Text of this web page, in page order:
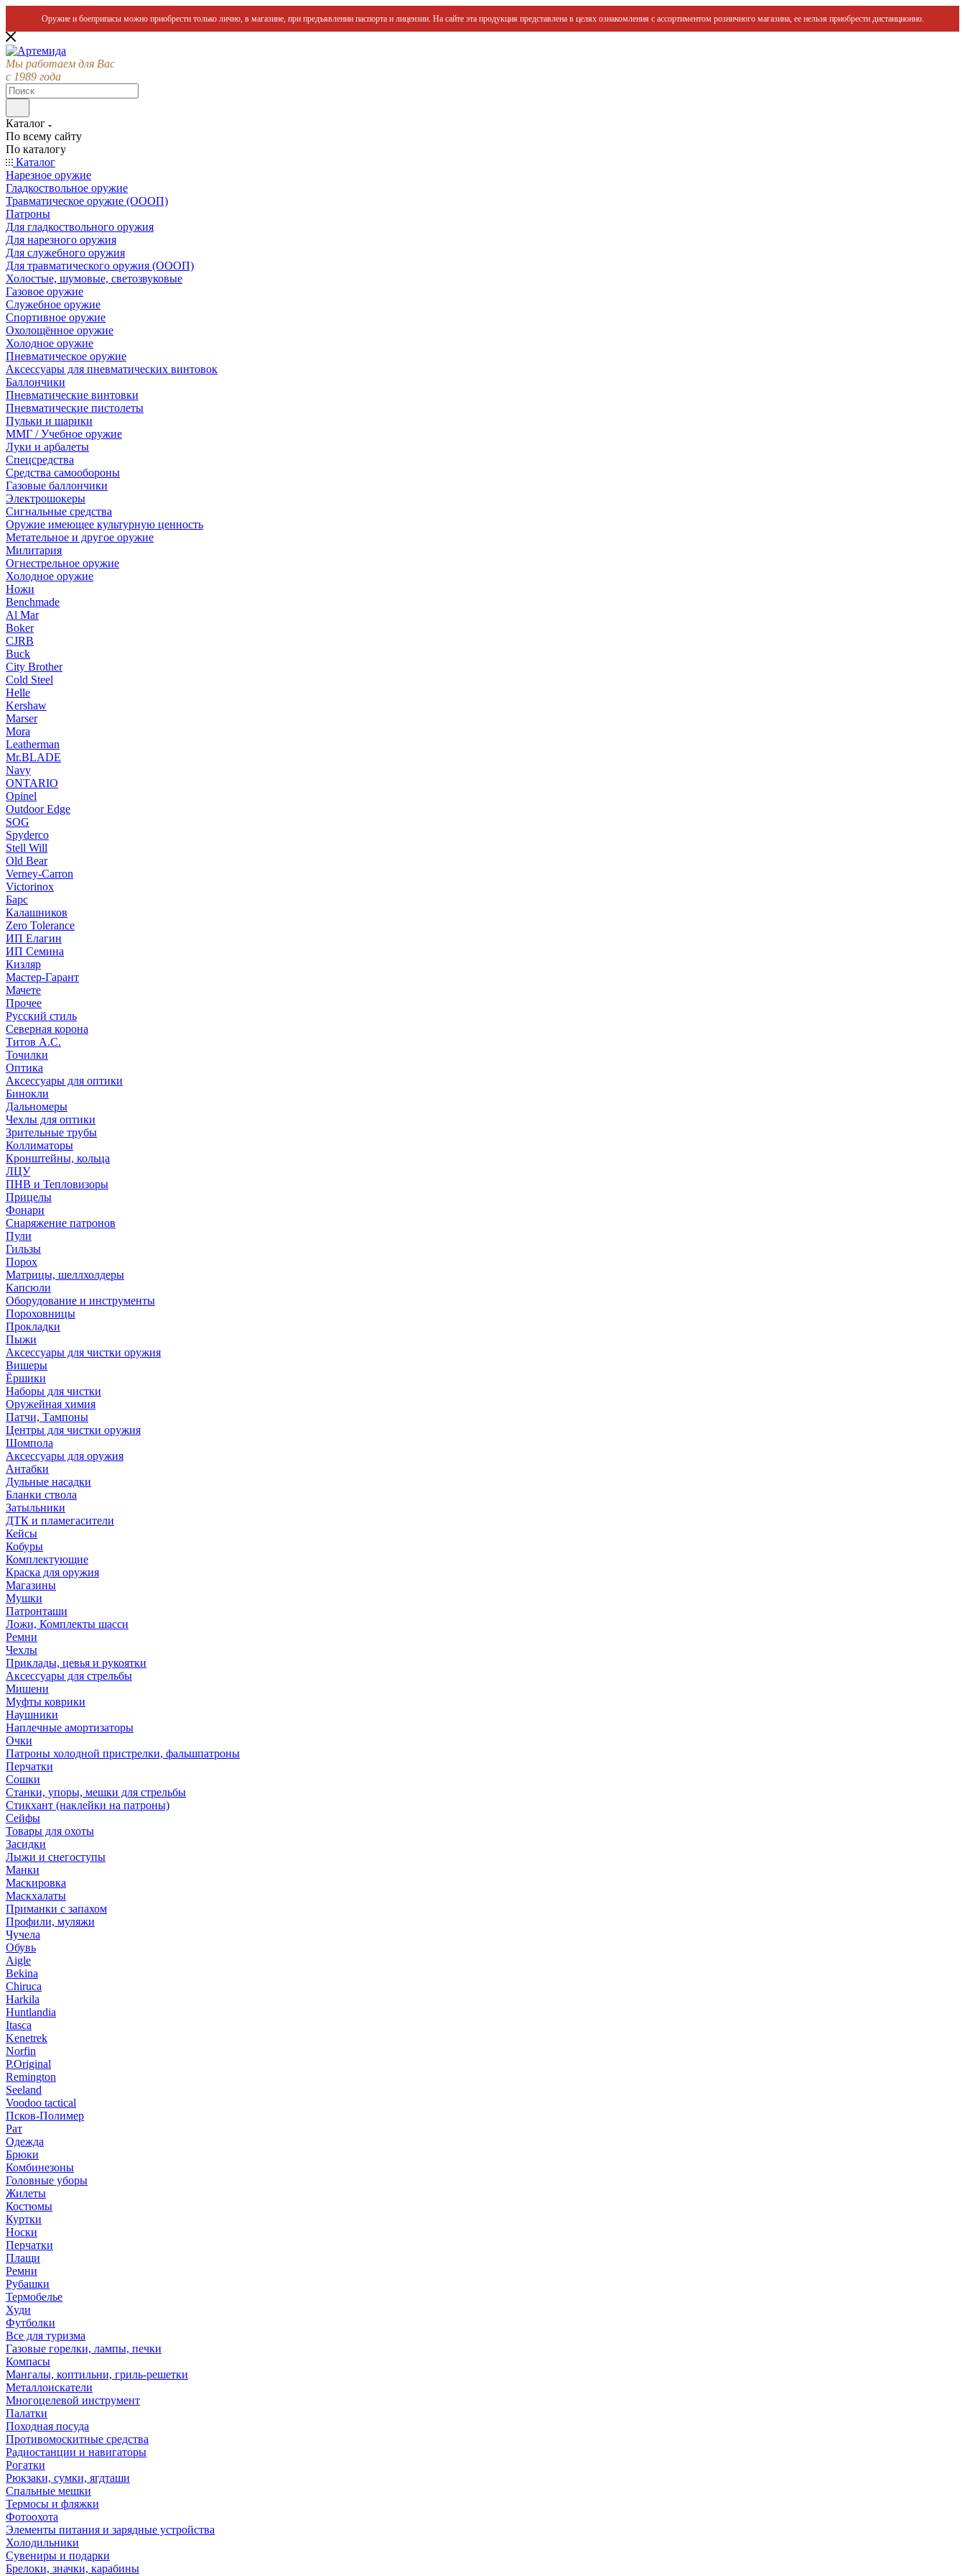
Оружие и боеприпасы можно приобрести только лично, в магазине, при предъявлении паспорта и лицензии. На сайте эта продукция представлена в целях ознакомления с ассортиментом розничного магазина, ее нельзя приобрести дистанционно.
Мы работаем для Вас
с 1989 года
Каталог
По всему сайту
По каталогу
Каталог
Нарезное оружие
Гладкоствольное оружие
Травматическое оружие (ОООП)
Патроны
Для гладкоствольного оружия
Для нарезного оружия
Для служебного оружия
Для травматического оружия (ОООП)
Холостые, шумовые, светозвуковые
Газовое оружие
Служебное оружие
Спортивное оружие
Охолощённое оружие
Холодное оружие
Пневматическое оружие
Аксессуары для пневматических винтовок
Баллончики
Пневматические винтовки
Пневматические пистолеты
Пульки и шарики
ММГ / Учебное оружие
Луки и арбалеты
Спецсредства
Средства самообороны
Газовые баллончики
Электрошокеры
Сигнальные средства
Оружие имеющее культурную ценность
Метательное и другое оружие
Милитария
Огнестрельное оружие
Холодное оружие
Ножи
Benchmade
Al Mar
Boker
CJRB
Buck
City Brother
Cold Steel
Helle
Kershaw
Marser
Mora
Leatherman
Mr.BLADE
Navy
ONTARIO
Opinel
Outdoor Edge
SOG
Spyderco
Stell Will
Old Bear
Verney-Carron
Victorinox
Барс
Калашников
Zero Tolerance
ИП Елагин
ИП Семина
Кизляр
Мастер-Гарант
Мачете
Прочее
Русский стиль
Северная корона
Титов А.С.
Точилки
Оптика
Аксессуары для оптики
Бинокли
Дальномеры
Чехлы для оптики
Зрительные трубы
Коллиматоры
Кронштейны, кольца
ЛЦУ
ПНВ и Тепловизоры
Прицелы
Фонари
Снаряжение патронов
Пули
Гильзы
Порох
Матрицы, шеллхолдеры
Капсюли
Оборудование и инструменты
Пороховницы
Прокладки
Пыжи
Аксессуары для чистки оружия
Вишеры
Ёршики
Наборы для чистки
Оружейная химия
Патчи, Тампоны
Центры для чистки оружия
Шомпола
Аксессуары для оружия
Антабки
Дульные насадки
Бланки ствола
Затыльники
ДТК и пламегасители
Кейсы
Кобуры
Комплектующие
Краска для оружия
Магазины
Мушки
Патронташи
Ложи, Комплекты шасси
Ремни
Чехлы
Приклады, цевья и рукоятки
Аксессуары для стрельбы
Мишени
Муфты коврики
Наушники
Наплечные амортизаторы
Очки
Патроны холодной пристрелки, фальшпатроны
Перчатки
Сошки
Станки, упоры, мешки для стрельбы
Стикхант (наклейки на патроны)
Сейфы
Товары для охоты
Засидки
Лыжи и снегоступы
Манки
Маскировка
Маскхалаты
Приманки с запахом
Профили, муляжи
Чучела
Обувь
Aigle
Bekina
Chiruсa
Harkila
Huntlandia
Itasca
Kenetrek
Norfin
P.Original
Remington
Seeland
Voodoo tactical
Псков-Полимер
Рат
Одежда
Брюки
Комбинезоны
Головные уборы
Жилеты
Костюмы
Куртки
Носки
Перчатки
Плащи
Ремни
Рубашки
Термобелье
Худи
Футболки
Все для туризма
Газовые горелки, лампы, печки
Компасы
Мангалы, коптильни, гриль-решетки
Металлоискатели
Многоцелевой инструмент
Палатки
Походная посуда
Противомоскитные средства
Радиостанции и навигаторы
Рогатки
Рюкзаки, сумки, ягдташи
Спальные мешки
Термосы и фляжки
Фотоохота
Элементы питания и зарядные устройства
Холодильники
Сувениры и подарки
Брелоки, значки, карабины